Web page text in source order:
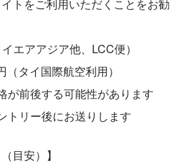
トをご利用いただくことをお勧
エアアジア他、LCC便）
（タイ国際航空利用）
が前後する可能性があります
トリー後にお送りします
目安）】